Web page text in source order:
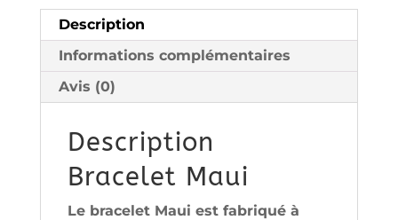
Description
Informations complémentaires
Avis (0)
Description
Bracelet Maui
Le bracelet Maui est fabriqué à